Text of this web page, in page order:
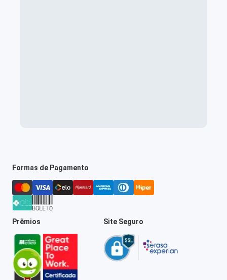
Formas de Pagamento
Prêmios Site Seguro